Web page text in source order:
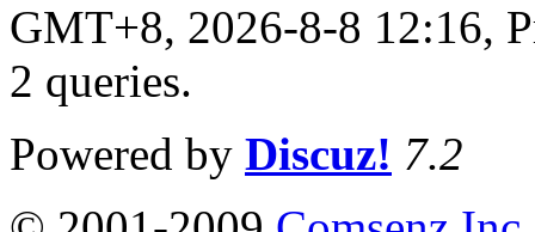
GMT+8, 2026-8-8 12:16,
2 queries.
Powered by Discuz! 7.2